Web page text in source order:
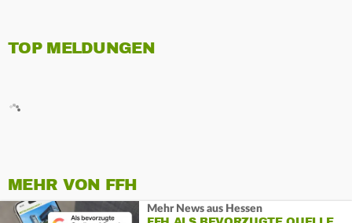
TOP MELDUNGEN
MEHR VON FFH
Mehr News aus Hessen